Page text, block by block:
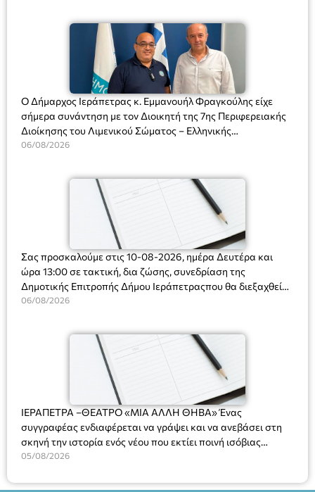
Ο Δήμαρχος Ιεράπετρας κ. Εμμανουήλ Φραγκούλης είχε
σήμερα συνάντηση με τον Διοικητή της 7ης Περιφερειακής
Διοίκησης του Λιμενικού Σώματος – Ελληνικής
Ακτοφυλακής (Λ.Σ.-ΕΛ.ΑΚΤ.), Αρχιπλοίαρχο Λ.Σ. κ. Ιωάννη
06/08/2026
Σας προσκαλούμε στις 10-08-2026, ημέρα Δευτέρα και
ώρα 13:00 σε τακτική, δια ζώσης, συνεδρίαση της
Δημοτικής Επιτροπής Δήμου Ιεράπετραςπου θα διεξαχθεί
στο Δημοτικό Κατάστημα, Δημοκρατίας 31 στην αίθουσα
και λήψη αποφάσεων στα παρακάτω θέματα:
06/08/2026
ΙΕΡΑΠΕΤΡΑ –ΘΕΑΤΡΟ «ΜΙΑ ΑΛΛΗ ΘΗΒΑ» Ένας
συγγραφέας ενδιαφέρεται να γράψει και να ανεβάσει στη
σκηνή την ιστορία ενός νέου που εκτίει ποινή ισόβιας
κάθειρξης για πατροκτονία. Ένα πολυβραβευμένο έργο για
ασθένεια, τον ερωτισμό. Ένα έργο αινιγματικό, συγκινητικό,
05/08/2026